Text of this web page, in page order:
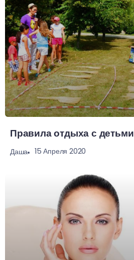
Правила отдыха с детьми
Даша 15 Апреля 2020